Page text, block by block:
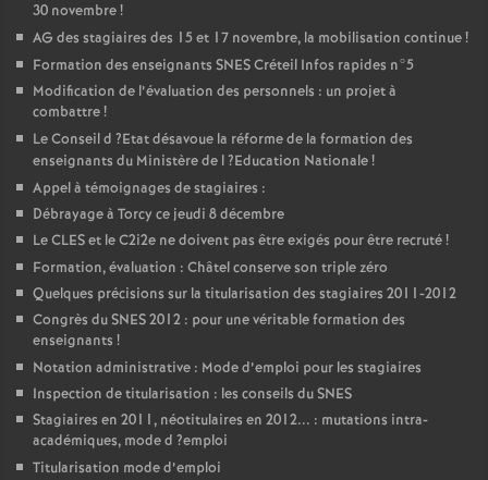
30 novembre!
AG des stagiaires des 15 et 17 novembre, la mobilisation continue!
Formation des enseignants SNESCréteil Infos rapides n°5
Modification de l’évaluation des personnels : un projet à
combattre!
Le Conseil d ?Etat désavoue la réforme de la formation des
enseignants du Ministère de l?Education Nationale!
Appel à témoignages de stagiaires :
Débrayage à Torcy ce jeudi 8 décembre
LeCLESet le C2i2e ne doivent pas être exigés pour être recruté!
Formation, évaluation : Châtel conserve son triple zéro
Quelques précisions sur la titularisation des stagiaires 2011-2012
Congrès duSNES2012 : pour une véritable formation des
enseignants !
Notation administrative : Mode d’emploi pour les stagiaires
Inspection de titularisation : les conseils duSNES
Stagiaires en 2011, néotitulaires en 2012... : mutations intra-
académiques, mode d ?emploi
Titularisation mode d’emploi